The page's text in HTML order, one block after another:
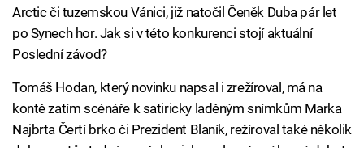
Arctic či tuzemskou Vánici, již natočil Čeněk Duba pár let
po Synech hor. Jak si v této konkurenci stojí aktuální
Poslední závod?
Tomáš Hodan, který novinku napsal i zrežíroval, má na
kontě zatím scénáře k satiricky laděným snímkům Marka
Najbrta Čertí brko či Prezident Blaník, režíroval také několik